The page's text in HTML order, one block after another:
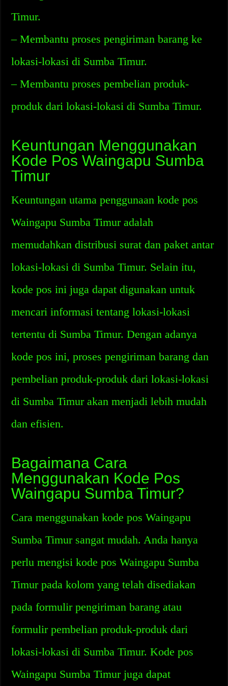
Timur.
– Membantu proses pengiriman barang ke
lokasi-lokasi di Sumba Timur.
– Membantu proses pembelian produk-
produk dari lokasi-lokasi di Sumba Timur.
Keuntungan Menggunakan
Kode Pos Waingapu Sumba
Timur
Keuntungan utama penggunaan kode pos
Waingapu Sumba Timur adalah
memudahkan distribusi surat dan paket antar
lokasi-lokasi di Sumba Timur. Selain itu,
kode pos ini juga dapat digunakan untuk
mencari informasi tentang lokasi-lokasi
tertentu di Sumba Timur. Dengan adanya
kode pos ini, proses pengiriman barang dan
pembelian produk-produk dari lokasi-lokasi
di Sumba Timur akan menjadi lebih mudah
dan efisien.
Bagaimana Cara
Menggunakan Kode Pos
Waingapu Sumba Timur?
Cara menggunakan kode pos Waingapu
Sumba Timur sangat mudah. Anda hanya
perlu mengisi kode pos Waingapu Sumba
Timur pada kolom yang telah disediakan
pada formulir pengiriman barang atau
formulir pembelian produk-produk dari
lokasi-lokasi di Sumba Timur. Kode pos
Waingapu Sumba Timur juga dapat